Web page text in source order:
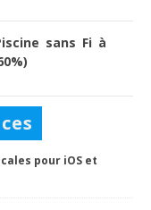
sans Fi à
pour iOS et